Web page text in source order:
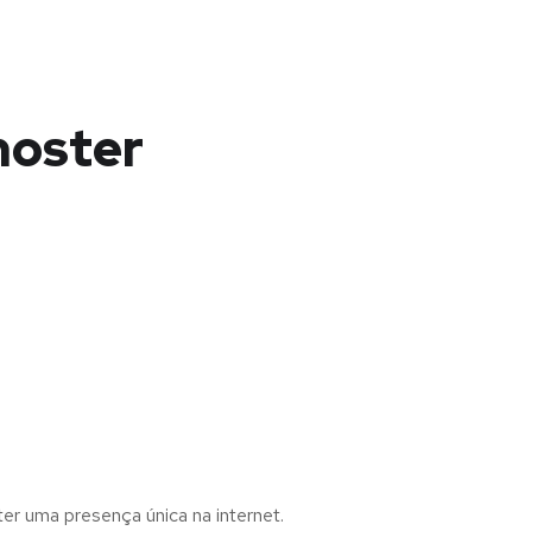
uma presença única na internet.